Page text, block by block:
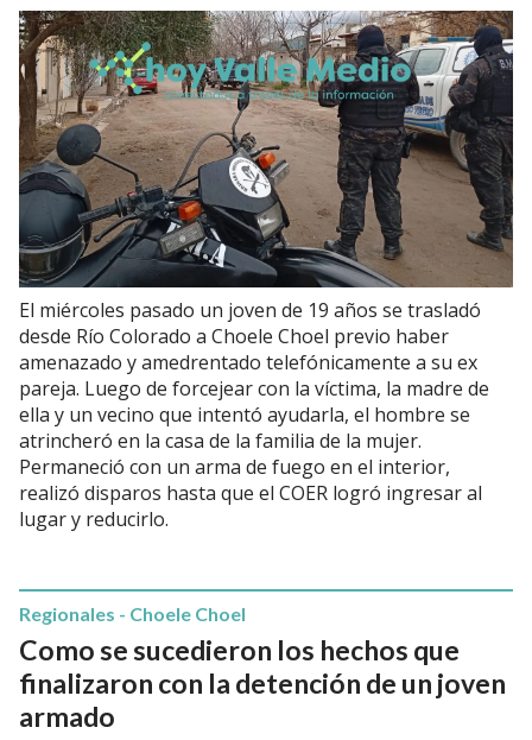
El miércoles pasado un joven de 19 años se trasladó
desde Río Colorado a Choele Choel previo haber
amenazado y amedrentado telefónicamente a su ex
pareja. Luego de forcejear con la víctima, la madre de
ella y un vecino que intentó ayudarla, el hombre se
atrincheró en la casa de la familia de la mujer.
Permaneció con un arma de fuego en el interior,
realizó disparos hasta que el COER logró ingresar al
lugar y reducirlo.
Como se sucedieron los hechos que
finalizaron con la detención de un joven
armado
Regionales - Choele Choel